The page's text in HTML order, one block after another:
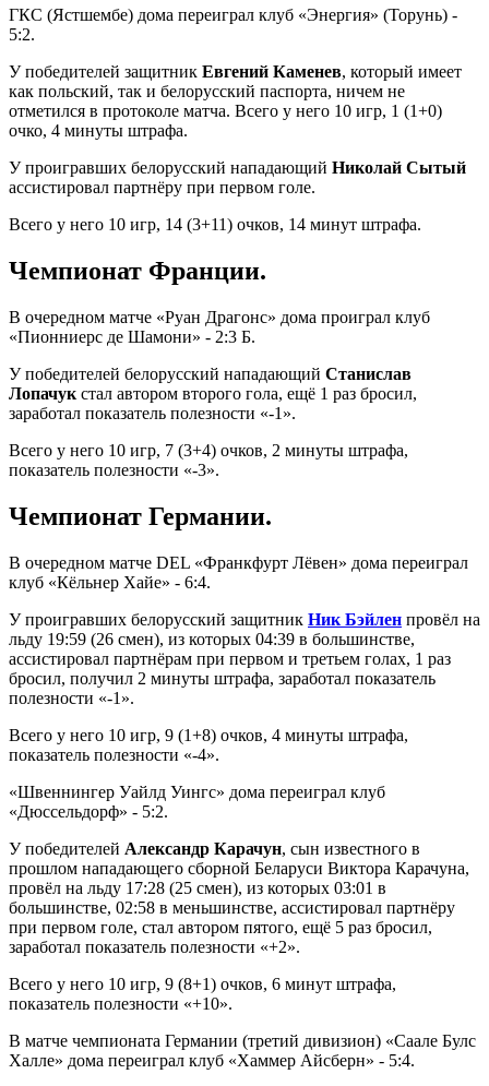
ГКС (Ястшембе) дома переиграл клуб «Энергия» (Торунь) -
5:2.
У победителей защитник Евгений Каменев, который имеет
как польский, так и белорусский паспорта, ничем не
отметился в протоколе матча. Всего у него 10 игр, 1 (1+0)
очко, 4 минуты штрафа.
У проигравших белорусский нападающий Николай Сытый
ассистировал партнёру при первом голе.
Всего у него 10 игр, 14 (3+11) очков, 14 минут штрафа.
Чемпионат Франции.
В очередном матче «Руан Драгонс» дома проиграл клуб
«Пионниерс де Шамони» - 2:3 Б.
У победителей белорусский нападающий Станислав
Лопачук стал автором второго гола, ещё 1 раз бросил,
заработал показатель полезности «-1».
Всего у него 10 игр, 7 (3+4) очков, 2 минуты штрафа,
показатель полезности «-3».
Чемпионат Германии.
В очередном матче DEL «Франкфурт Лёвен» дома переиграл
клуб «Кёльнер Хайе» - 6:4.
У проигравших белорусский защитник Ник Бэйлен провёл на
льду 19:59 (26 смен), из которых 04:39 в большинстве,
ассистировал партнёрам при первом и третьем голах, 1 раз
бросил, получил 2 минуты штрафа, заработал показатель
полезности «-1».
Всего у него 10 игр, 9 (1+8) очков, 4 минуты штрафа,
показатель полезности «-4».
«Швеннингер Уайлд Уингс» дома переиграл клуб
«Дюссельдорф» - 5:2.
У победителей Александр Карачун, сын известного в
прошлом нападающего сборной Беларуси Виктора Карачуна,
провёл на льду 17:28 (25 смен), из которых 03:01 в
большинстве, 02:58 в меньшинстве, ассистировал партнёру
при первом голе, стал автором пятого, ещё 5 раз бросил,
заработал показатель полезности «+2».
Всего у него 10 игр, 9 (8+1) очков, 6 минут штрафа,
показатель полезности «+10».
В матче чемпионата Германии (третий дивизион) «Саале Булс
Халле» дома переиграл клуб «Хаммер Айсберн» - 5:4.